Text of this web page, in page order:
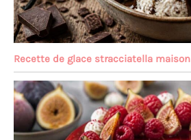
Recette de glace stracciatella maison